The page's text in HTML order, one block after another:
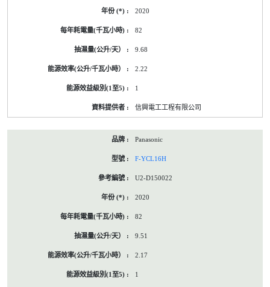
2020
82
9.68
2.22
1
信興電工工程有限公司
Panasonic
F-YCL16H
U2-D150022
2020
82
9.51
2.17
1